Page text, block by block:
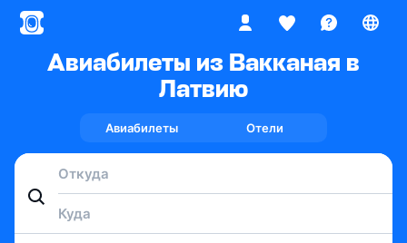
Авиабилеты из Вакканая в
Латвию
Авиабилеты Отели